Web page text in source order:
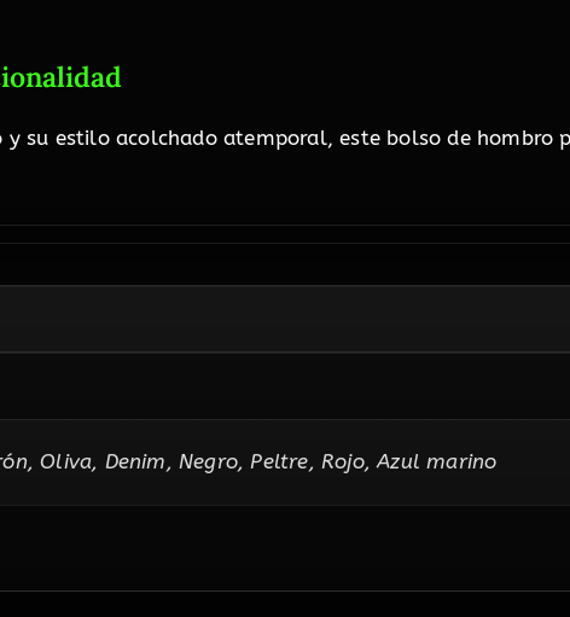
y su estilo acolchado atemporal, este bolso de hombro
Oliva, Denim, Negro, Peltre, Rojo, Azul marino